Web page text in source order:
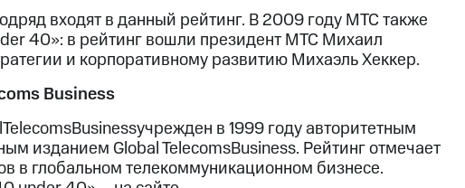
входят в данный рейтинг. В 2009 году МТС также
40»: в рейтинг вошли президент МТС Михаил
и корпоративному развитию Михаэль Хеккер.
Business
в 1999 году авторитетным
изданием Global TelecomsBusiness. Рейтинг отмечает
в глобальном телекоммуникационном бизнесе.